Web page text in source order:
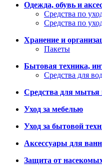
Одежда, обувь и
Средства по
Средства по
Хранение и
Пакеты
Бытовая техника,
Средства для
Средства для мытья
Уход за мебелью
Уход за бытовой
Аксессуары для
Защита от